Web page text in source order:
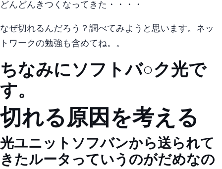
どんどんきつくなってきた・・・・
なぜ切れるんだろう？ 調べてみようと思います。 ネッ
トワークの勉強も含めてね。。
ちなみにソフトバ○ク光で
す。
切れる原因を考える
光BBユニット(ソフバンから送られて
きたルータ)っていうのがだめなの